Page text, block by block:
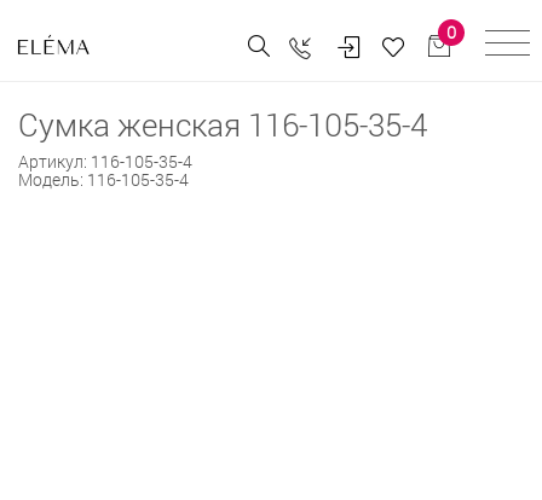
0
Сумка женская 116-105-35-4
Артикул: 116-105-35-4
Модель: 116-105-35-4